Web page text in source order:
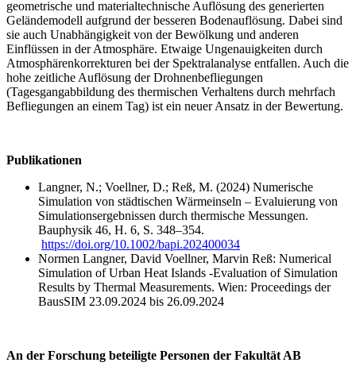
geometrische und materialtechnische Auflösung des generierten
Geländemodell aufgrund der besseren Bodenauflösung. Dabei sind
sie auch Unabhängigkeit von der Bewölkung und anderen
Einflüssen in der Atmosphäre. Etwaige Ungenauigkeiten durch
Atmosphärenkorrekturen bei der Spektralanalyse entfallen. Auch die
hohe zeitliche Auflösung der Drohnenbefliegungen
(Tagesgangabbildung des thermischen Verhaltens durch mehrfach
Befliegungen an einem Tag) ist ein neuer Ansatz in der Bewertung.
Publikationen
Langner, N.; Voellner, D.; Reß, M. (2024) Numerische
Simulation von städtischen Wärmeinseln – Evaluierung von
Simulationsergebnissen durch thermische Messungen.
Bauphysik 46, H. 6, S. 348–354.
https://doi.org/10.1002/bapi.202400034
Normen Langner, David Voellner, Marvin Reß: Numerical
Simulation of Urban Heat Islands -Evaluation of Simulation
Results by Thermal Measurements. Wien: Proceedings der
BausSIM 23.09.2024 bis 26.09.2024
An der Forschung beteiligte Personen der Fakultät AB